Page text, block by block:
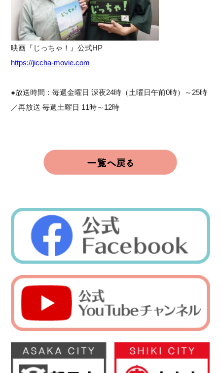
映画『じっちゃ！』公式HP
https://jiccha-movie.com
●放送時間：毎週金曜日 深夜24時（土曜日午前0時）～25時
／再放送 毎週土曜日 11時～12時